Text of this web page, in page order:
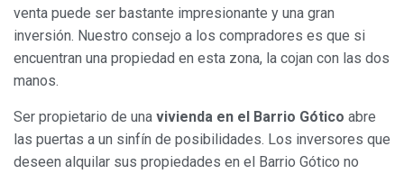
venta puede ser bastante impresionante y una gran
inversión. Nuestro consejo a los compradores es que si
encuentran una propiedad en esta zona, la cojan con las dos
manos.
Ser propietario de una vivienda en el Barrio Gótico abre
las puertas a un sinfín de posibilidades. Los inversores que
deseen alquilar sus propiedades en el Barrio Gótico no